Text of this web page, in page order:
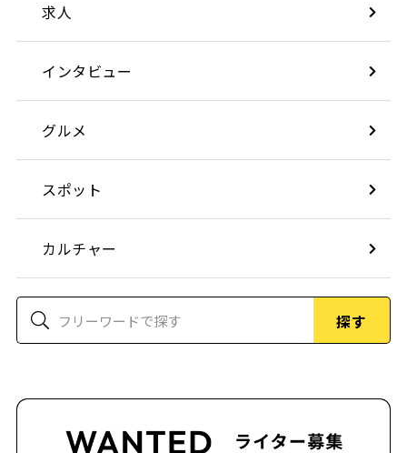
求人
インタビュー
グルメ
スポット
カルチャー
探す